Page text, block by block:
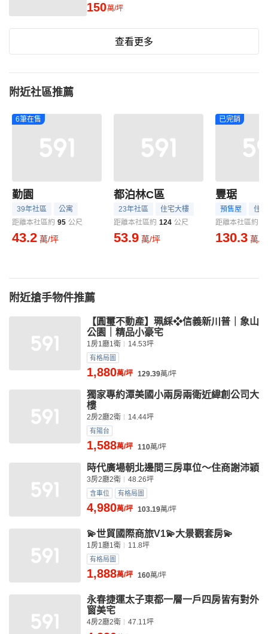
150萬/坪
查看更多
附近社區推薦
6筆在售
勤園
39年社區
公寓
距離本社區約 95 公尺
43.2 萬/坪
都泊林C區
23年社區
住宅大樓
距離本社區約 124 公尺
53.9 萬/坪
已完銷
豐琚
預售屋
住
距離本社區約
130.3 萬/
附近搶手物件推薦
【圓璽不動產】珮綵❖信義新川普｜象山
公園｜精品小豪宅
1房1廳1衛 14.53坪
有格局圖
1,880萬/坪 129.39萬/坪
獨家專約潭美國小兩房兩衛近緯創公司大
樓
2房2廳2衛 14.44坪
有陽台
1,588萬/坪 110萬/坪
時代廣場朝北邊間三房車位～住商謝沛穎
3房2廳2衛 48.26坪
含車位 有格局圖
4,980萬/坪 103.19萬/坪
💫世貿國際商旅V1💫大景觀套房💫
1房1廳1衛 11.8坪
有格局圖
1,888萬/坪 160萬/坪
永春捷運太子東都一層一戶四房皆有對外
窗美宅
4房2廳2衛 47.11坪